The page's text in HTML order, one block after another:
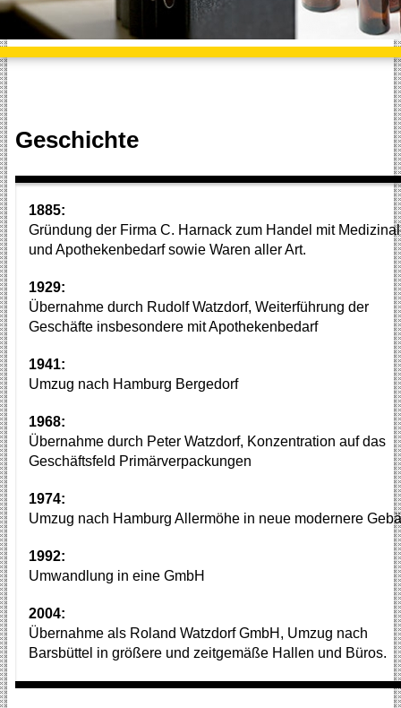
Geschichte
1885:
Gründung der Firma C. Harnack zum Handel mit
und Apothekenbedarf sowie Waren aller Art.
1929:
Übernahme durch Rudolf Watzdorf, Weiterführung der
Geschäfte insbesondere mit Apothekenbedarf
1941:
Umzug nach Hamburg Bergedorf
1968:
Übernahme durch Peter Watzdorf, Konzentration auf das
Geschäftsfeld Primärverpackungen
1974:
Umzug nach Hamburg Allermöhe in neue modernere
1992:
Umwandlung in eine GmbH
2004:
Übernahme als Roland Watzdorf GmbH, Umzug nach
Barsbüttel in größere und zeitgemäße Hallen und Büros.